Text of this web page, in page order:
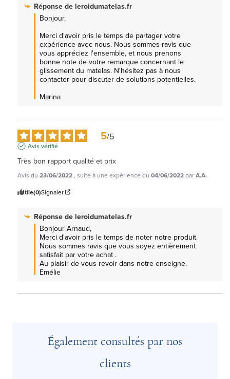
Réponse de leroidumatelas.fr
Bonjour,
Merci d'avoir pris le temps de partager votre
expérience avec nous. Nous sommes ravis que
vous appréciez l'ensemble, et nous prenons
bonne note de votre remarque concernant le
glissement du matelas. N'hésitez pas à nous
contacter pour discuter de solutions potentielles.
Marina
5/5
Avis vérifié
Très bon rapport qualité et prix
Avis du 23/06/2022, suite à une expérience du 04/06/2022 parA.A.
Utile(0)Signaler
Réponse de leroidumatelas.fr
Bonjour Arnaud,
Merci d'avoir pris le temps de noter notre produit.
Nous sommes ravis que vous soyez entièrement
satisfait par votre achat .
Au plaisir de vous revoir dans notre enseigne.
Emélie
Également consultés par nos
clients